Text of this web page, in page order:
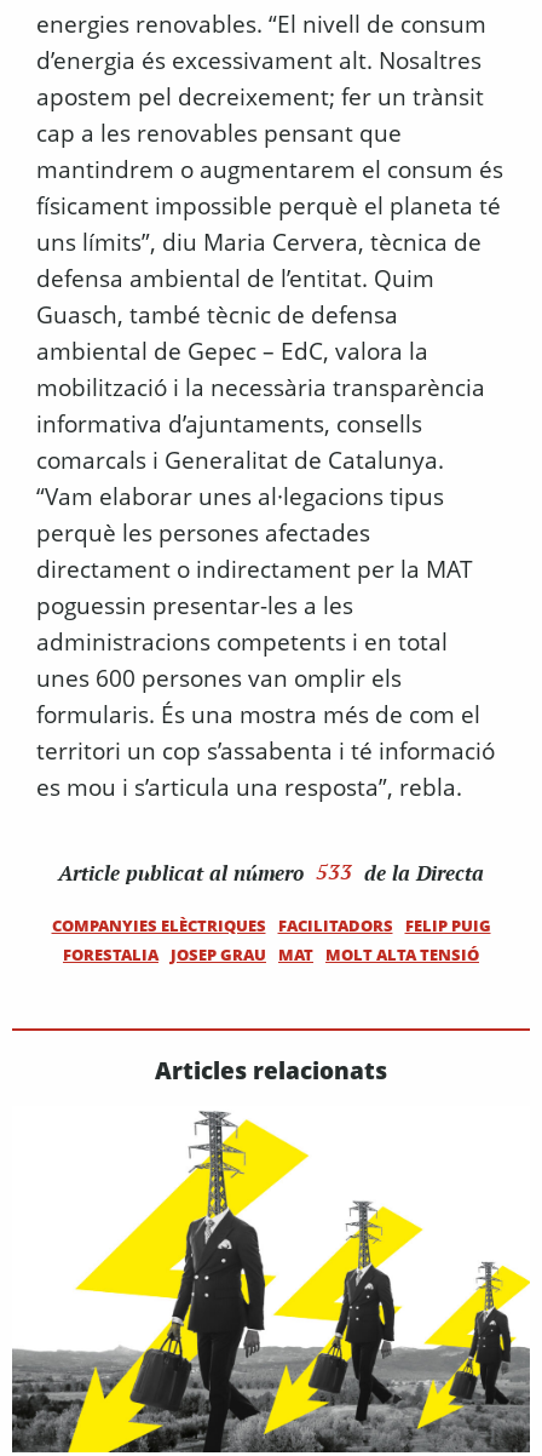
energies renovables. “El nivell de consum
d’energia és excessivament alt. Nosaltres
apostem pel decreixement; fer un trànsit
cap a les renovables pensant que
mantindrem o augmentarem el consum és
físicament impossible perquè el planeta té
uns límits”, diu Maria Cervera, tècnica de
defensa ambiental de l’entitat. Quim
Guasch, també tècnic de defensa
ambiental de Gepec – EdC, valora la
mobilització i la necessària transparència
informativa d’ajuntaments, consells
comarcals i Generalitat de Catalunya.
“Vam elaborar unes al·legacions tipus
perquè les persones afectades
directament o indirectament per la MAT
poguessin presentar-les a les
administracions competents i en total
unes 600 persones van omplir els
formularis. És una mostra més de com el
territori un cop s’assabenta i té informació
es mou i s’articula una resposta”, rebla.
Article publicat al número 533 de la Directa
COMPANYIES ELÈCTRIQUES FACILITADORS
FELIP PUIG
FORESTALIA
JOSEP GRAU MAT MOLT ALTA TENSIÓ
Articles relacionats